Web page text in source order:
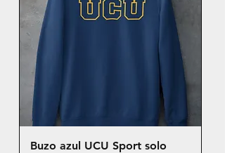
Buzo azul UCU Sport solo